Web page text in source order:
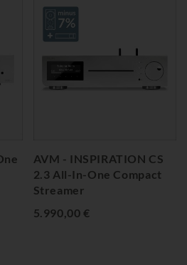
AVM - INSPIRATION CS
2.3 All-In-One Compact
Streamer
5.990,00 €